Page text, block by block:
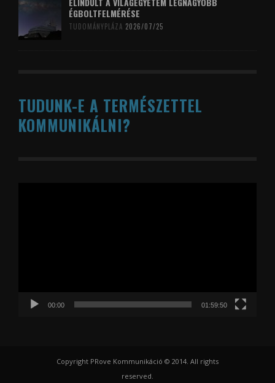
ÉGBOLTFELMÉRÉSE
TUDOMÁNYPLÁZA 2026/07/25
TUDUNK-E A TERMÉSZETTEL
KOMMUNIKÁLNI?
00:00 01:59:50
Copyright PRove Kommunikáció © 2014. All rights
reserved.